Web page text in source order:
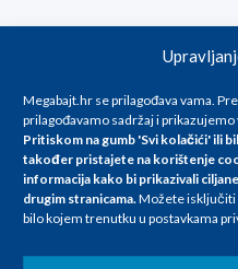
Megabajt.hr se prilagođava vama.
prilagođavamo sadržaj i
Pritiskom na gumb 'Svi kolačići' ili
također pristajete na korištenje
informacija kako bi prikazivali
drugim stranicama.Možete isključiti
bilo kojem trenutku u postavkama
Za artikle kojih trenutno nema u
info@megabajt.hr. Sve cijene su
promjenama, a
iskazane su za avansno
se razlikovati od cijena u našim